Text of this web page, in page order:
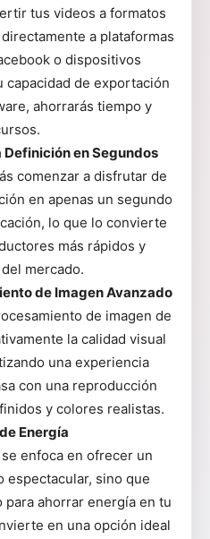
tus videos a formatos
a plataformas
o dispositivos
capacidad de exportación
ahorrarás tiempo y
en Segundos
comenzar a disfrutar de
en apenas un segundo
lo que lo convierte
más rápidos y
mercado.
de Imagen Avanzado
de imagen de
la calidad visual
una experiencia
con una reproducción
y colores realistas.
Energía
enfoca en ofrecer un
espectacular, sino que
ahorrar energía en tu
en una opción ideal